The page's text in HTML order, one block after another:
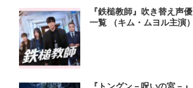
『鉄槌教師』吹き替え声優
一覧 （キム・ムヨル主演）